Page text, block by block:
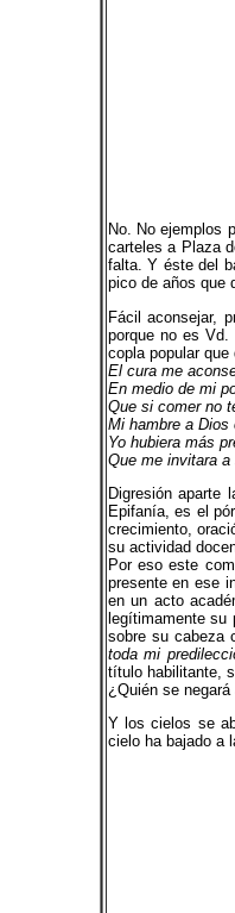
No. No ejemplos
carteles a Plaza
falta. Y éste del
pico de años que
Fácil aconsejar,
porque no es
copla popular que
El cura me
En medio de mi
Que si comer no
Mi hambre a Dios
Yo hubiera más
Que me invitara a
Digresión aparte
Epifanía, es el
crecimiento,
su actividad
Por eso este
presente en ese
en un acto
legítimamente
sobre su cabeza
toda mi
título habilitante,
¿Quién se
Y los cielos se
cielo ha bajado a